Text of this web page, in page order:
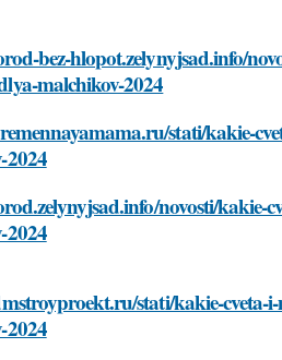
bez-hlopot.zelynyjsad.info/
malchikov-2024
stati/kakie-
2024
novosti/kakie-
2024
stati/kakie-cveta-
2024